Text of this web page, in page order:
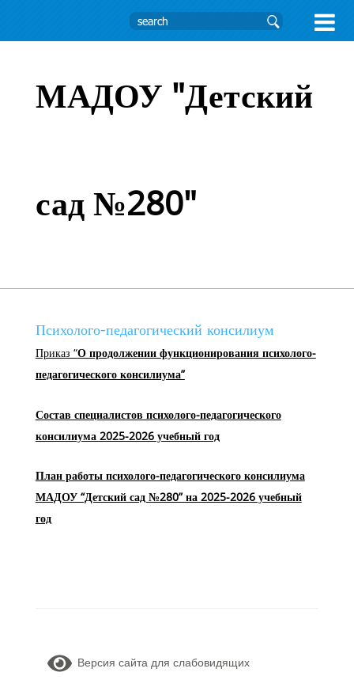

МАДОУ "Детский
сад №280"
Психолого-педагогический консилиум
Приказ “О продолжении функционирования психолого-
педагогического консилиума”
Состав специалистов психолого-педагогического
консилиума 2025-2026 учебный год
План работы психолого-педагогического консилиума
МАДОУ “Детский сад №280” на 2025-2026 учебный
год
Версия сайта для слабовидящих